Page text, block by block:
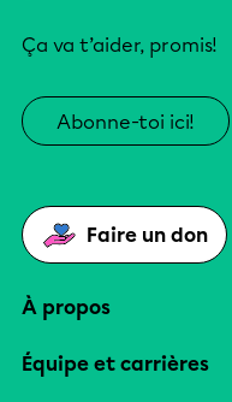
Ça va t’aider, promis!
Abonne-toi ici!
Faire un don
À propos
Équipe et carrières